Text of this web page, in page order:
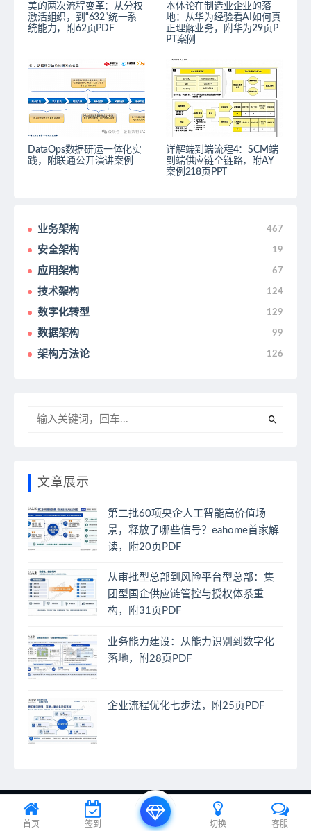
美的两次流程变革：从分权
激活组织，到“632”统一系
统能力，附62页PDF
本体论在制造业企业的落
地：从华为经验看AI如何真
正理解业务，附华为29页P
PT案例
DataOps数据研运一体化实
践，附联通公开演讲案例
详解端到端流程4：SCM端
到端供应链全链路，附AY
案例218页PPT
业务架构 467
安全架构 19
应用架构 67
技术架构 124
数字化转型 129
数据架构 99
架构方法论 126
文章展示
第二批60项央企人工智能高价值场
景，释放了哪些信号？eahome首家解
读，附20页PDF
从审批型总部到风险平台型总部：集
团型国企供应链管控与授权体系重
构，附31页PDF
业务能力建设：从能力识别到数字化
落地，附28页PDF
企业流程优化七步法，附25页PDF
© 2024 EA之家 - eahome.com.cn All rights reserved
首页 签到 切换 客服